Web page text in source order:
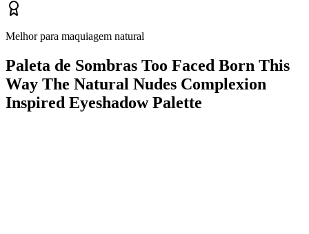
Melhor para maquiagem natural
Paleta de Sombras Too Faced Born This
Way The Natural Nudes Complexion
Inspired Eyeshadow Palette